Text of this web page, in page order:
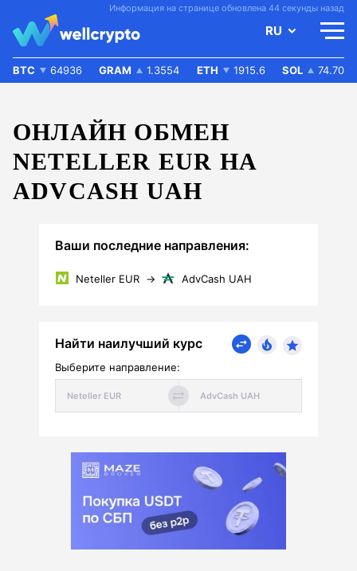
Информация на странице обновлена 44 секунды назад
RU
BTC 64936 GRAM 1.3554 ETH 1915.6 SOL 74.70
ОНЛАЙН ОБМЕН
NETELLER EUR НА
ADVCASH UAH
Ваши последние направления:
Neteller EUR → AdvCash UAH
Найти наилучший курс
Выберите направление: